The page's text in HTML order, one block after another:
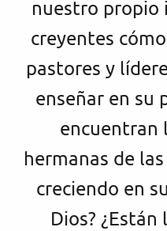
nuestro propio
creyentes
pastores y
enseñar en su
encuentran
hermanas de
creciendo en
Dios? ¿Están